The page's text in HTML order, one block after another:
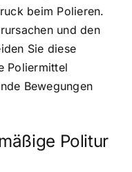
beim Polieren.
und den
Sie diese
Poliermittel
Bewegungen
Politur